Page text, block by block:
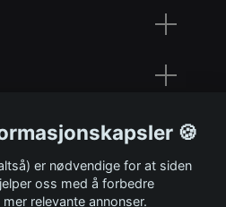
nyhetsbrev 🍪
er nødvendige for at siden
oss med å forbedre
relevante annonser.